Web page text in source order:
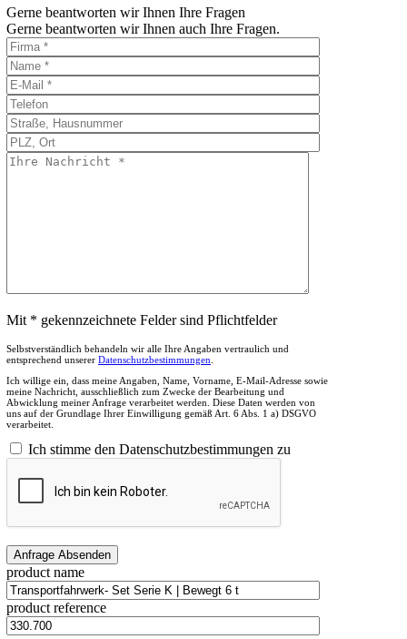
Gerne beantworten wir Ihnen Ihre Fragen
Gerne beantworten wir Ihnen auch Ihre Fragen.
Mit * gekennzeichnete Felder sind Pflichtfelder
Selbstverständlich behandeln wir alle Ihre Angaben vertraulich und
entsprechend unserer Datenschutzbestimmungen
Ich willige ein, dass meine Angaben, Name, Vorname, E-Mail-Adresse sowie
meine Nachricht, ausschließlich zum Zwecke der Bearbeitung und
Abwicklung meiner Anfrage verarbeitet werden. Diese Daten werden von
uns auf der Grundlage Ihrer Einwilligung gemäß Art. 6 Abs. 1 a) DSGVO
verarbeitet.
Ich stimme den Datenschutzbestimmungen zu
product name
product reference